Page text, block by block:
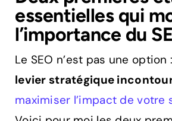
essentielles qui
l’importance du
Le SEO n’est pas une option
levier stratégique
maximiser l’impact de votre